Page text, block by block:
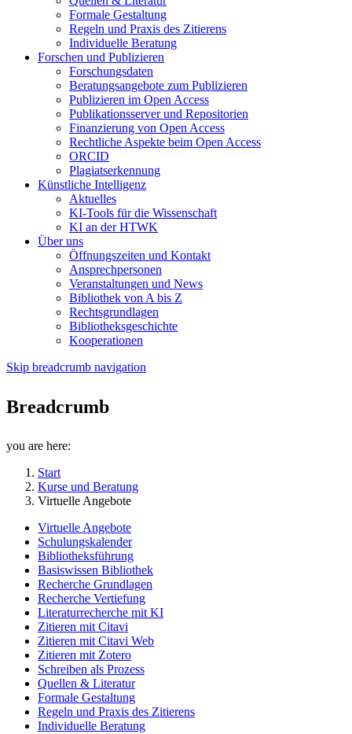
Formale Gestaltung
Regeln und Praxis des Zitierens
Individuelle Beratung
Forschen und Publizieren
Forschungsdaten
Beratungsangebote zum Publizieren
Publizieren im Open Access
Publikationsserver und Repositorien
Finanzierung von Open Access
Rechtliche Aspekte beim Open Access
ORCID
Plagiatserkennung
Künstliche Intelligenz
Aktuelles
KI-Tools für die Wissenschaft
KI an der HTWK
Über uns
Öffnungszeiten und Kontakt
Ansprechpersonen
Veranstaltungen und News
Bibliothek von A bis Z
Rechtsgrundlagen
Bibliotheksgeschichte
Kooperationen
Skip breadcrumb navigation
Breadcrumb
you are here:
Start
Kurse und Beratung
Virtuelle Angebote
Virtuelle Angebote
Schulungskalender
Bibliotheksführung
Basiswissen Bibliothek
Recherche Grundlagen
Recherche Vertiefung
Literaturrecherche mit KI
Zitieren mit Citavi
Zitieren mit Citavi Web
Zitieren mit Zotero
Schreiben als Prozess
Quellen & Literatur
Formale Gestaltung
Regeln und Praxis des Zitierens
Individuelle Beratung